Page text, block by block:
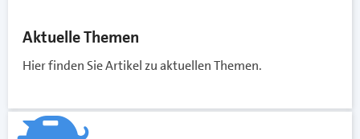
Aktuelle Themen
Hier finden Sie Artikel zu aktuellen Themen.